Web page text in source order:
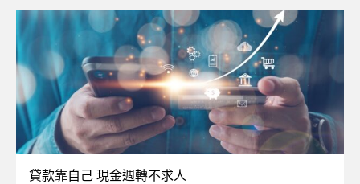
貸款靠自己 現金週轉不求人